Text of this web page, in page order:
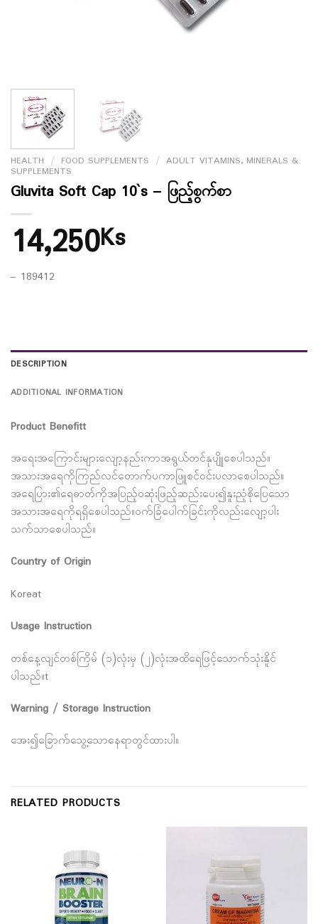
HEALTH / FOOD SUPPLEMENTS / ADULT VITAMINS, MINERALS &
SUPPLEMENTS
Gluvita Soft Cap 10`s – ဖြည့်စွက်စာ
14,250Ks
– 189412
DESCRIPTION
ADDITIONAL INFORMATION
Product Benefitt
အရေးအကြောင်းများလျော့နည်းကာအရွယ်တင်နုပျိုုစေပါသည်။
အသားအရေကိုကြည်လင်တောက်ပကာဖြူစင်ဝင်းပလာစေပါသည်။
အရေပြား၏ရေဓာတ်ကိုအပြည့်ဝဆုံးဖြည့်ဆည်းပေး၍နူးညံ့စိုပြေသော
အသားအရေကိုရရှိစေပါသည်။ဝက်ခြံပေါက်ခြင်းကိုလည်းလျော့ပါး
သက်သာစေပါသည်။
Country of Origin
Koreat
Usage Instruction
တစ်နေ့လျင်တစ်ကြိမ် (၁)လုံးမှ (၂)လုံးအထိရေဖြင့်သောက်သုံးနိူင်
ပါသည်။t
Warning / Storage Instruction
အေး၍ခြောက်သွေ့သောနေရာတွင်ထားပါ။
RELATED PRODUCTS